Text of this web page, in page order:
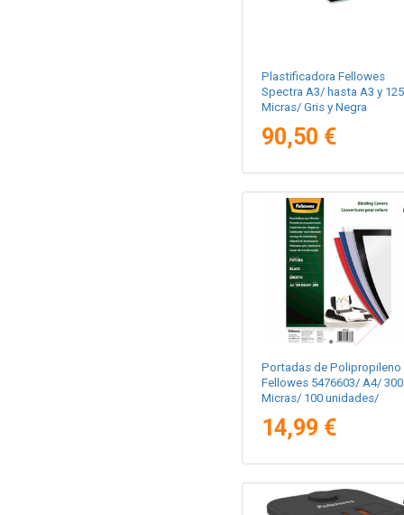
Plastificadora Fellowes
Spectra A3/ hasta A3 y 125
Micras/ Gris y Negra
90,50 €
Portadas de Polipropileno
Fellowes 5476603/ A4/ 300
Micras/ 100 unidades/
14,99 €